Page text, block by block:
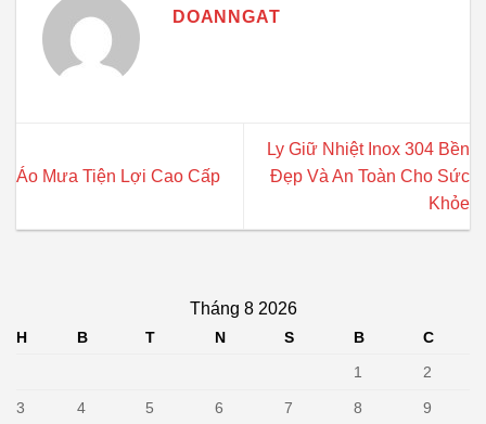
DOANNGAT
Áo Mưa Tiện Lợi Cao Cấp
Ly Giữ Nhiệt Inox 304 Bền
Đẹp Và An Toàn Cho Sức
Khỏe
Tháng 8 2026
H B T N S B
C
1
2
3 4 5 6 7 8 9